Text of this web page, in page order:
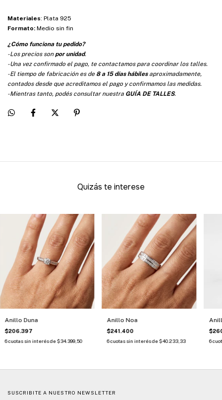
Materiales: Plata 925
Formato: Medio sin fin
¿Cómo funciona tu pedido?
-Los precios sonpor unidad.
-Una vez confirmado el pago, te contactamos para coordinar los talles.
-El tiempo de fabricación es de 8 a 15 días hábilesaproximadamente,
contados desde que acreditamos el pago y confirmamos las medidas.
-Mientras tanto, podés consultar nuestra GUÍA DE TALLES.
Quizás te interese
Anillo Duna
$206.397
6cuotas sin interés de$34.399,50
Anillo Noa
$241.400
6cuotas sin interés de$40.233,33
6
SUSCRIBITE A NUESTRO NEWSLETTER